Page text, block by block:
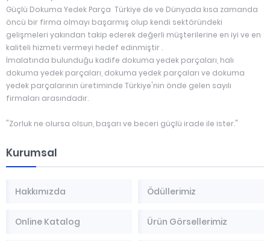
Güçlü Dokuma Yedek Parça Türkiye de ve Dünyada kısa zamanda
öncü bir firma olmayı başarmış olup kendi sektöründeki
gelişmeleri yakından takip ederek değerli müşterilerine en iyi ve en
kaliteli hizmeti vermeyi hedef edinmiştir .
İmalatında bulunduğu kadife dokuma yedek parçaları, halı
dokuma yedek parçaları, dokuma yedek parçaları ve dokuma
yedek parçalarının üretiminde Türkiye'nin önde gelen sayılı
firmaları arasındadır.
"Zorluk ne olursa olsun, başarı ve beceri güçlü irade ile ister."
Kurumsal
Hakkımızda Ödüllerimiz
Online Katalog Ürün Görsellerimiz